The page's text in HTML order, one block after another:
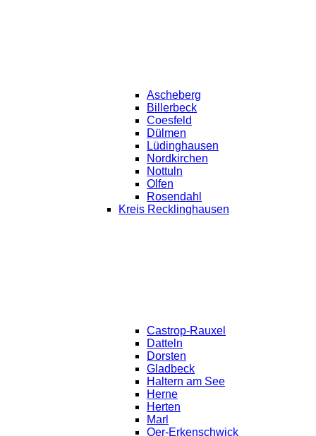
Ascheberg
Billerbeck
Coesfeld
Dülmen
Lüdinghausen
Nordkirchen
Nottuln
Olfen
Rosendahl
Kreis Recklinghausen
Castrop-Rauxel
Datteln
Dorsten
Gladbeck
Haltern am See
Herne
Herten
Marl
Oer-Erkenschwick